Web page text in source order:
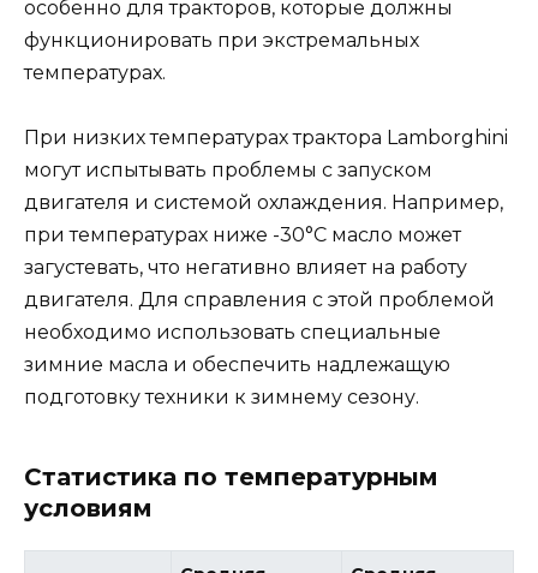
особенно для тракторов, которые должны
функционировать при экстремальных
температурах.
При низких температурах трактора Lamborghini
могут испытывать проблемы с запуском
двигателя и системой охлаждения. Например,
при температурах ниже -30°C масло может
загустевать, что негативно влияет на работу
двигателя. Для справления с этой проблемой
необходимо использовать специальные
зимние масла и обеспечить надлежащую
подготовку техники к зимнему сезону.
Статистика по температурным
условиям